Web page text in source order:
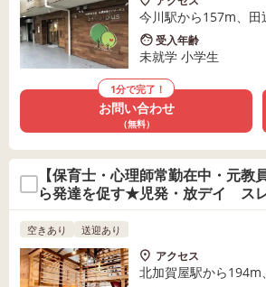
今川駅から157m、田
受入年齢
未就学 小学生
1分で完了！
お問い合わせ
（無料）
【保育士・心理師常勤在中・元教
ら発達を促す★児発・放デイ ス
空きあり 送迎あり
アクセス
北加賀屋駅から